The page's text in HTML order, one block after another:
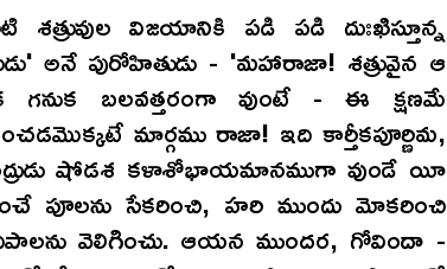
విజయానికి పడి పడి దుఃఖిస్తూన్న
అనే పురోహితుడు - 'మహారాజా! శత్రువైన ఆ
గనుక బలవత్తరంగా వుంటే - ఈ క్షణమే
సేవించడమొక్కటే మార్గము రాజా! ఇది కార్తీకపూర్ణిమ,
చంద్రుడు షోడశ కళాశోభాయమానముగా వుండే యీ
పూలను సేకరించి, హరి ముందు మోకరించి
దీపాలను వెలిగించు. ఆయన ముందర, గోవిందా -